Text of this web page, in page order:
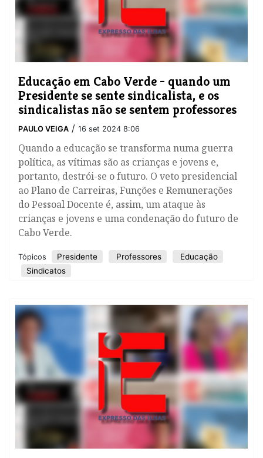
Educação em Cabo Verde - quando um
Presidente se sente sindicalista, e os
sindicalistas não se sentem professores
PAULO VEIGA / 16 set 2024 8:06
Quando a educação se transforma numa guerra
política, as vítimas são as crianças e jovens e,
portanto, destrói-se o futuro. O veto presidencial
ao Plano de Carreiras, Funções e Remunerações
do Pessoal Docente é, assim, um ataque às
crianças e jovens e uma condenação do futuro de
Cabo Verde.
Tópicos Presidente Professores
Educação
Sindicatos